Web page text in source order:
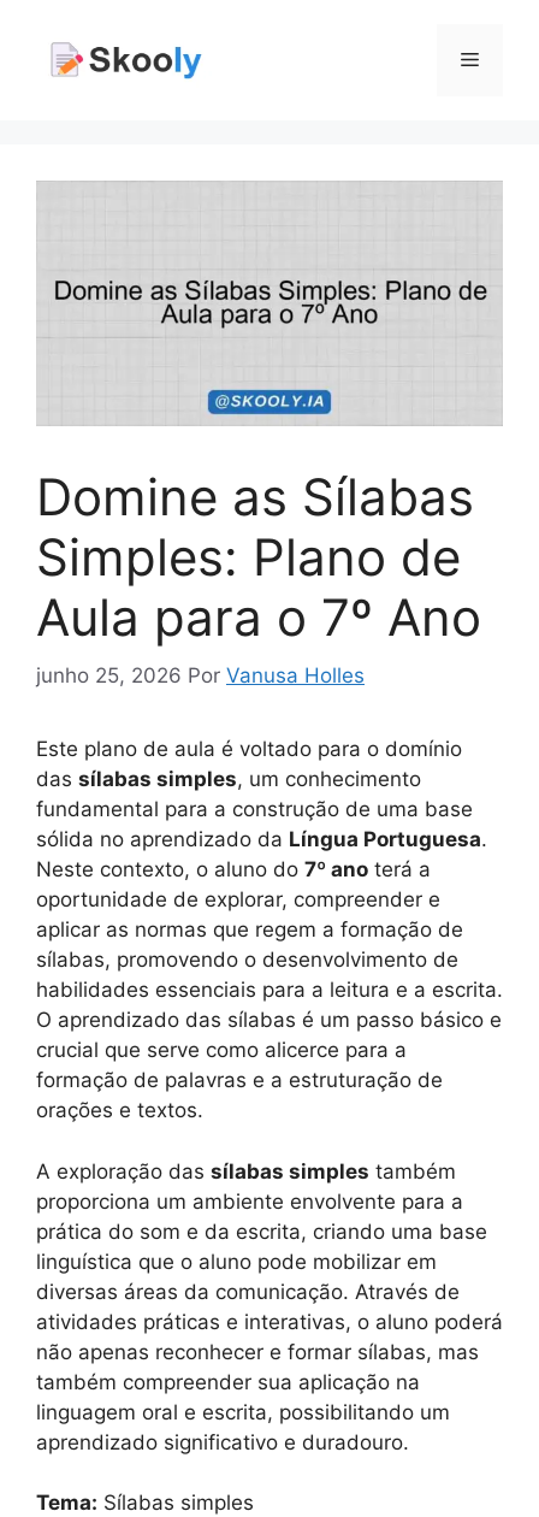
Menu
Domine as Sílabas
Simples: Plano de
Aula para o 7º Ano
junho 25, 2026 Por Vanusa Holles
Este plano de aula é voltado para o domínio
das sílabas simples, um conhecimento
fundamental para a construção de uma base
sólida no aprendizado da Língua Portuguesa.
Neste contexto, o aluno do 7º ano terá a
oportunidade de explorar, compreender e
aplicar as normas que regem a formação de
sílabas, promovendo o desenvolvimento de
habilidades essenciais para a leitura e a escrita.
O aprendizado das sílabas é um passo básico e
crucial que serve como alicerce para a
formação de palavras e a estruturação de
orações e textos.
A exploração das sílabas simples também
proporciona um ambiente envolvente para a
prática do som e da escrita, criando uma base
linguística que o aluno pode mobilizar em
diversas áreas da comunicação. Através de
atividades práticas e interativas, o aluno poderá
não apenas reconhecer e formar sílabas, mas
também compreender sua aplicação na
linguagem oral e escrita, possibilitando um
aprendizado significativo e duradouro.
Tema: Sílabas simples